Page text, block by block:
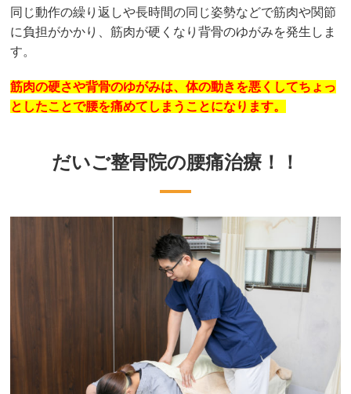
同じ動作の繰り返しや長時間の同じ姿勢などで筋肉や関節
に負担がかかり、筋肉が硬くなり背骨のゆがみを発生しま
す。
筋肉の硬さや背骨のゆがみは、体の動きを悪くしてちょっ
としたことで腰を痛めてしまうことになります。
だいご整骨院の腰痛治療！！